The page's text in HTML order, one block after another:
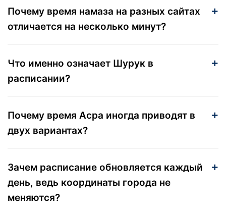
Почему время намаза на разных сайтах
отличается на несколько минут?
Что именно означает Шурук в
расписании?
Почему время Асра иногда приводят в
двух вариантах?
Зачем расписание обновляется каждый
день, ведь координаты города не
меняются?